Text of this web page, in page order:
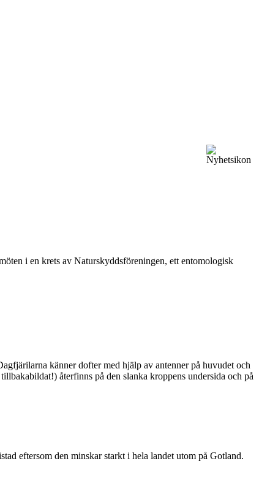
i en krets av Naturskyddsföreningen, ett entomologisk
känner dofter med hjälp av antenner på huvudet och
återfinns på den slanka kroppens undersida och på
eftersom den minskar starkt i hela landet utom på Gotland.